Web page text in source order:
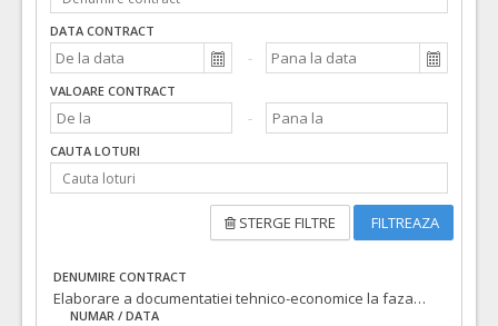
DATA CONTRACT
VALOARE CONTRACT
CAUTA LOTURI
STERGE FILTRE FILTREAZA
DENUMIRE CONTRACT
Elaborare a documentatiei tehnico-economice la faza PT+ CS+DDE si executie lucrari la obiectivul de investitii: Amenajare zona publica-spatiu urban marcat de un volum simbol situat peste parcarea subterana din strada Independentei
NUMAR / DATA